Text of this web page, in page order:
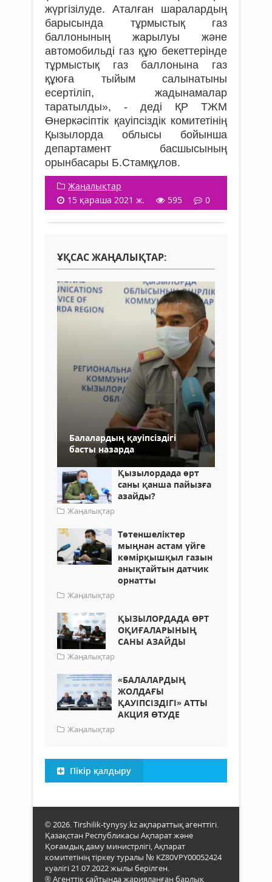
жүргізілуде. Аталған шаралардың
барысында тұрмыстық газ
баллонының жарылуы және
автомобильді газ құю бекеттерінде
тұрмыстық газ баллонына газ
құюға тыйым салынатыны
есертіліп, жадынамалар
таратылды», - деді ҚР ТЖМ
Өнеркәсіптік қауіпсіздік комитетінің
Қызылорда облысы бойынша
департамент басшысының
орынбасары Б.Стамқұлов.
Жаңалықтар
15 қараша 2021 ж.
595 0
ҰҚСАС ЖАҢАЛЫҚТАР:
Балалардың қауіпсіздігі
басты назарда
Қызылордада өрт
саны қанша пайызға
азайды?
Жаңалықтар
Төтеншеліктер
мыңнан астам үйге
көмірқышқыл газын
анықтайтын датчик
орнатты
Жаңалықтар
ҚЫЗЫЛОРДАДА ӨРТ
ОҚИҒАЛАРЫНЫҢ
САНЫ АЗАЙДЫ
Жаңалықтар
«БАЛАЛАРДЫҢ
ЖОЛДАҒЫ
ҚАУІПСІЗДІГІ» АТТЫ
АКЦИЯ ӨТУДЕ
Жаңалықтар
Пікір қалдыру
© 2026. Tirshilik-tynysy.kz ақпараттық агенттігі.
Қазақстан Республикасы Ақпарат және
Қоғамдық даму министрлігі, Ақпарат
комитетінің тіркеу туралы № KZ80VPY00052424
куәлігі 21.07.2022 жылы берілген.
® Агенттік сайтында жарияланған барлық